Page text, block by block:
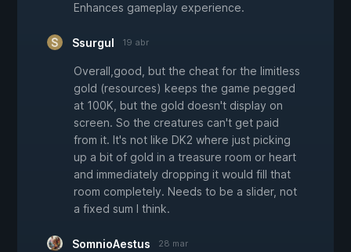
Enhances gameplay experience.
Ssurgul 19 abr
Overall,good, but the cheat for the limitless
gold (resources) keeps the game pegged
at 100K, but the gold doesn't display on
screen. So the creatures can't get paid
from it. It's not like DK2 where just picking
up a bit of gold in a treasure room or heart
and immediately dropping it would fill that
room completely. Needs to be a slider, not
a fixed sum I think.
SomnioAestus 28 mar